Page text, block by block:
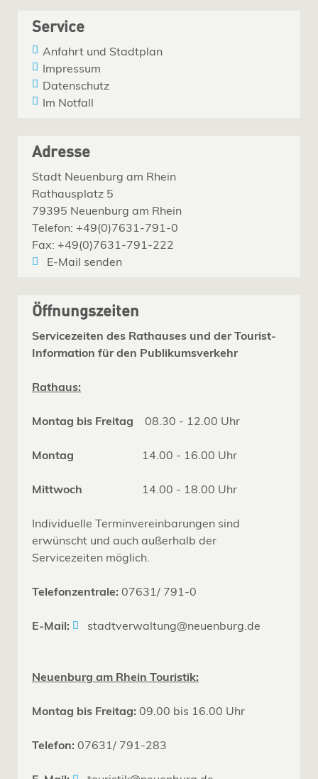
Service
Anfahrt und Stadtplan
Impressum
Datenschutz
Im Notfall
Adresse
Stadt Neuenburg am Rhein
Rathausplatz 5
79395 Neuenburg am Rhein
Telefon: +49(0)7631-791-0
Fax: +49(0)7631-791-222
E-Mail senden
Öffnungszeiten
Servicezeiten des Rathauses und der Tourist-
Information für den Publikumsverkehr
Rathaus:
Montag bis Freitag 08.30 - 12.00 Uhr
Montag 14.00 - 16.00 Uhr
Mittwoch 14.00 - 18.00 Uhr
Individuelle Terminvereinbarungen sind
erwünscht und auch außerhalb der
Servicezeiten möglich.
Telefonzentrale: 07631/ 791-0
E-Mail: stadtverwaltung@neuenburg.de
Neuenburg am Rhein Touristik:
Montag bis Freitag: 09.00 bis 16.00 Uhr
Telefon: 07631/ 791-283